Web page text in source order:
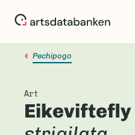
Pechipogo
Art
Eikeviftefly